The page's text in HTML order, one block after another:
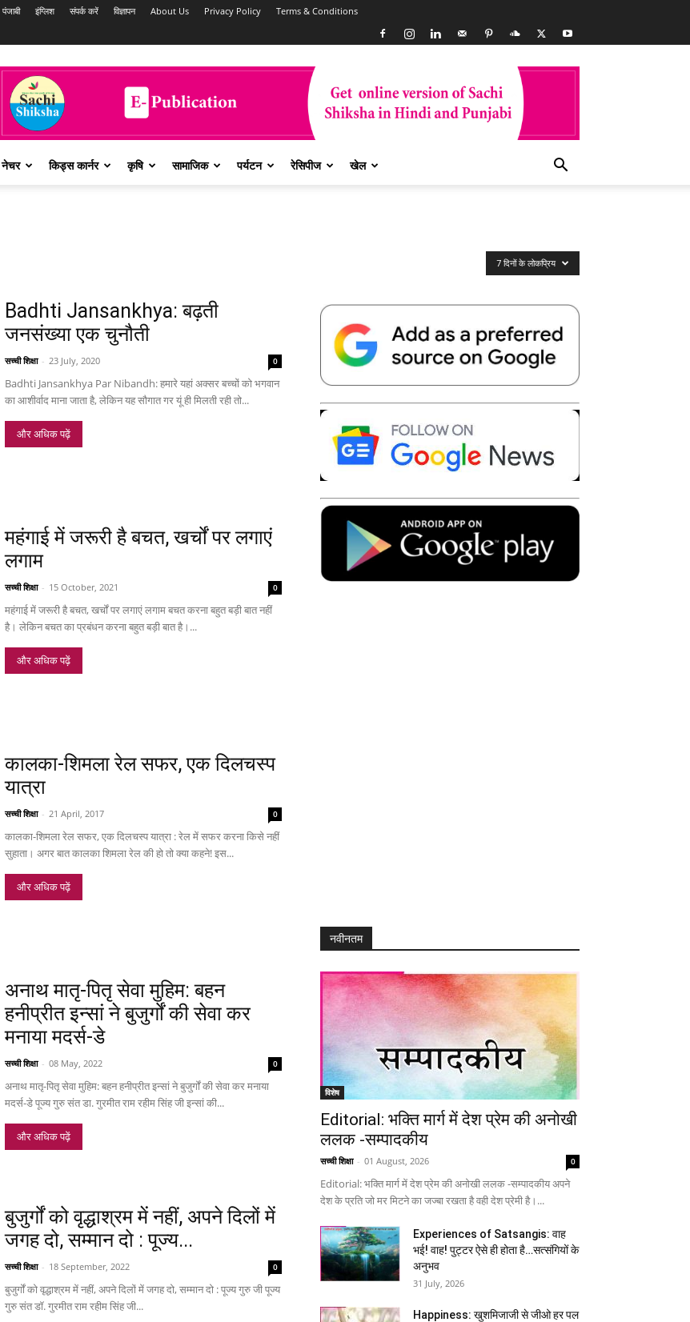
पंजाबी इंग्लिश संपर्क करें विज्ञापन About Us Privacy Policy Terms & Conditions
नेचर किड्स कार्नर कृषि सामाजिक पर्यटन रेसिपीज खेल
7 दिनों के लोकप्रिय
Badhti Jansankhya: बढ़ती
जनसंख्या एक चुनौती
सच्ची शिक्षा - 23 July, 2020 0
Badhti Jansankhya Par Nibandh: हमारे यहां अक्सर बच्चों को भगवान
का आशीर्वाद माना जाता है, लेकिन यह सौगात गर यूं ही मिलती रही तो...
और अधिक पढ़ें
महंगाई में जरूरी है बचत, खर्चों पर लगाएं
लगाम
सच्ची शिक्षा - 15 October, 2021 0
महंगाई में जरूरी है बचत, खर्चों पर लगाएं लगाम बचत करना बहुत बड़ी बात नहीं
है। लेकिन बचत का प्रबंधन करना बहुत बड़ी बात है।...
और अधिक पढ़ें
कालका-शिमला रेल सफर, एक दिलचस्प
यात्रा
सच्ची शिक्षा - 21 April, 2017 0
कालका-शिमला रेल सफर, एक दिलचस्प यात्रा : रेल में सफर करना किसे नहीं
सुहाता। अगर बात कालका शिमला रेल की हो तो क्या कहने! इस...
और अधिक पढ़ें
अनाथ मातृ-पितृ सेवा मुहिम: बहन
हनीप्रीत इन्सां ने बुजुर्गों की सेवा कर
मनाया मदर्स-डे
सच्ची शिक्षा - 08 May, 2022 0
अनाथ मातृ-पितृ सेवा मुहिम: बहन हनीप्रीत इन्सां ने बुजुर्गों की सेवा कर मनाया
मदर्स-डे पूज्य गुरु संत डा. गुरमीत राम रहीम सिंह जी इन्सां की...
और अधिक पढ़ें
बुजुर्गों को वृद्धाश्रम में नहीं, अपने दिलों में
जगह दो, सम्मान दो : पूज्य...
सच्ची शिक्षा - 18 September, 2022 0
बुजुर्गों को वृद्धाश्रम में नहीं, अपने दिलों में जगह दो, सम्मान दो : पूज्य गुरु जी पूज्य
गुरु संत डॉ. गुरमीत राम रहीम सिंह जी...
नवीनतम
विशेष
Editorial: भक्ति मार्ग में देश प्रेम की अनोखी
ललक -सम्पादकीय
सच्ची शिक्षा - 01 August, 2026 0
Editorial: भक्ति मार्ग में देश प्रेम की अनोखी ललक -सम्पादकीय अपने
देश के प्रति जो मर मिटने का जज्बा रखता है वही देश प्रेमी है।...
Experiences of Satsangis: वाह
भई! वाह! पुट्टर ऐसे ही होता है…सत्संगियों के
अनुभव
31 July, 2026
Happiness: खुशमिजाजी से जीओ हर पल